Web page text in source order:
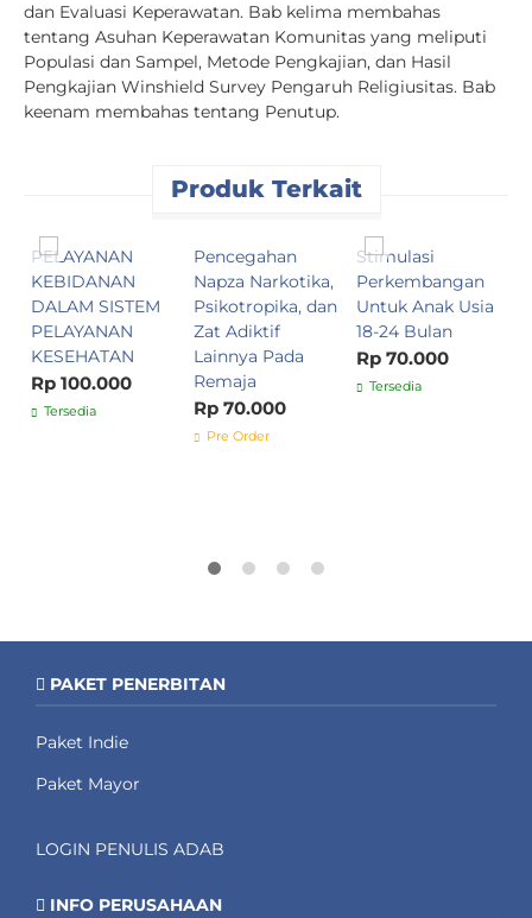
dan Evaluasi Keperawatan. Bab kelima membahas
tentang Asuhan Keperawatan Komunitas yang meliputi
Populasi dan Sampel, Metode Pengkajian, dan Hasil
Pengkajian Winshield Survey Pengaruh Religiusitas. Bab
keenam membahas tentang Penutup.
Produk Terkait
PELAYANAN
KEBIDANAN
DALAM SISTEM
PELAYANAN
KESEHATAN
Rp 100.000
Tersedia
Pencegahan
Napza Narkotika,
Psikotropika, dan
Zat Adiktif
Lainnya Pada
Remaja
Rp 70.000
Pre Order
Stimulasi
Perkembangan
Untuk Anak Usia
18-24 Bulan
Rp 70.000
Tersedia
PAKET PENERBITAN
Paket Indie
Paket Mayor
LOGIN PENULIS ADAB
INFO PERUSAHAAN